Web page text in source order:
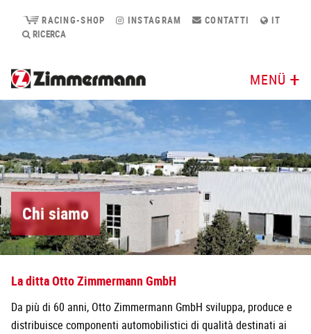
RACING-SHOP INSTAGRAM CONTATTI
IT
RICERCA
MENÜ
Chi siamo
La ditta Otto Zimmermann GmbH
Da più di 60 anni, Otto Zimmermann GmbH sviluppa, produce e
distribuisce componenti automobilistici di qualità destinati ai